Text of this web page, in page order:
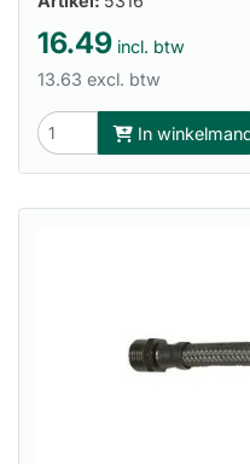
16.49 incl. btw
13.63 excl. btw
In